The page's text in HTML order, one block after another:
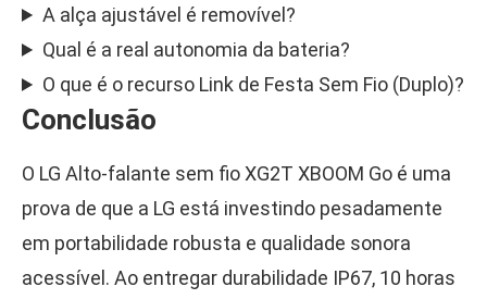
A alça ajustável é removível?
Qual é a real autonomia da bateria?
O que é o recurso Link de Festa Sem Fio (Duplo)?
Conclusão
O LG Alto-falante sem fio XG2T XBOOM Go é uma
prova de que a LG está investindo pesadamente
em portabilidade robusta e qualidade sonora
acessível. Ao entregar durabilidade IP67, 10 horas